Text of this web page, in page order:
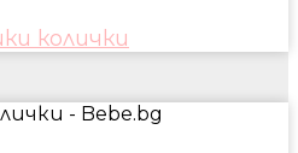
колички